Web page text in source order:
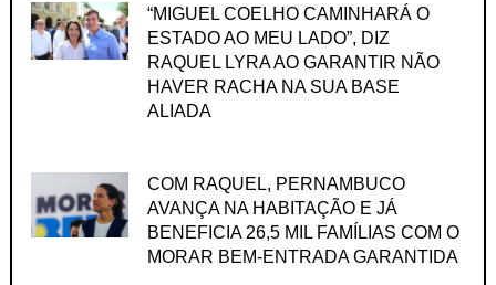
“MIGUEL COELHO CAMINHARÁ O
ESTADO AO MEU LADO”, DIZ
RAQUEL LYRA AO GARANTIR NÃO
HAVER RACHA NA SUA BASE
ALIADA
COM RAQUEL, PERNAMBUCO
AVANÇA NA HABITAÇÃO E JÁ
BENEFICIA 26,5 MIL FAMÍLIAS COM O
MORAR BEM-ENTRADA GARANTIDA